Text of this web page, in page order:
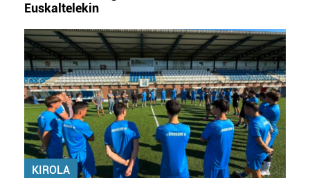
zure baimena Cookieen adierazpenean.
Webgune honek cookie propioak eta hirugarrenen cookie-
fitxategiak erabiltzen ditu. Zure esperientzia eta
zerbitzuak hobetzeko asmoz, cookie teknologiaz
baliatzen gara. Ohar hau onartuz gero, teknologia hori
erabiltzeko baimen esplizitua ematen diguzu.Gehiago
irakurri
Euskaltelekin
KIROLA